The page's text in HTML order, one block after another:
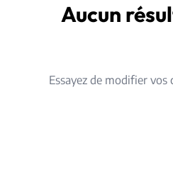
Aucun
Essayez de modifier vos